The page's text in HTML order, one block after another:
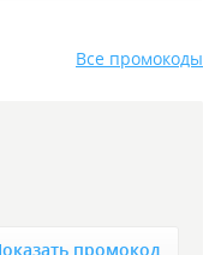
Все промокоды
промокод